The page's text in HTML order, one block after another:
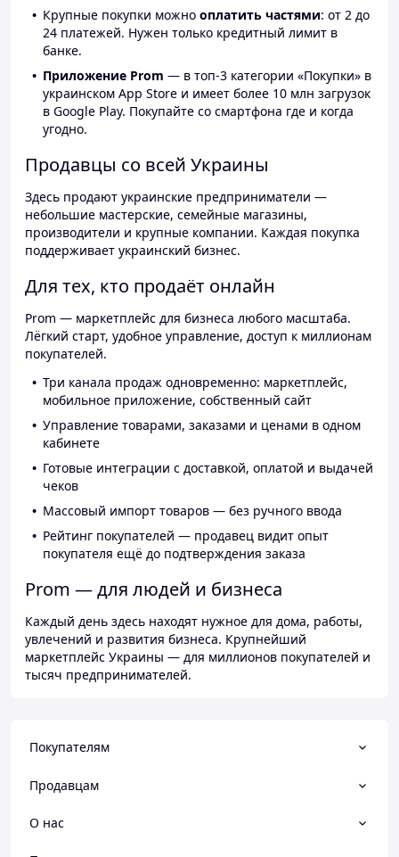
Крупные покупки можно оплатить частями: от 2 до
24 платежей. Нужен только кредитный лимит в
банке.
Приложение Prom — в топ-3 категории «Покупки» в
украинском App Store и имеет более 10 млн загрузок
в Google Play. Покупайте со смартфона где и когда
угодно.
Продавцы со всей Украины
Здесь продают украинские предприниматели —
небольшие мастерские, семейные магазины,
производители и крупные компании. Каждая покупка
поддерживает украинский бизнес.
Для тех, кто продаёт онлайн
Prom — маркетплейс для бизнеса любого масштаба.
Лёгкий старт, удобное управление, доступ к миллионам
покупателей.
Три канала продаж одновременно: маркетплейс,
мобильное приложение, собственный сайт
Управление товарами, заказами и ценами в одном
кабинете
Готовые интеграции с доставкой, оплатой и выдачей
чеков
Массовый импорт товаров — без ручного ввода
Рейтинг покупателей — продавец видит опыт
покупателя ещё до подтверждения заказа
Prom — для людей и бизнеса
Каждый день здесь находят нужное для дома, работы,
увлечений и развития бизнеса. Крупнейший
маркетплейс Украины — для миллионов покупателей и
тысяч предпринимателей.
Покупателям
Продавцам
О нас